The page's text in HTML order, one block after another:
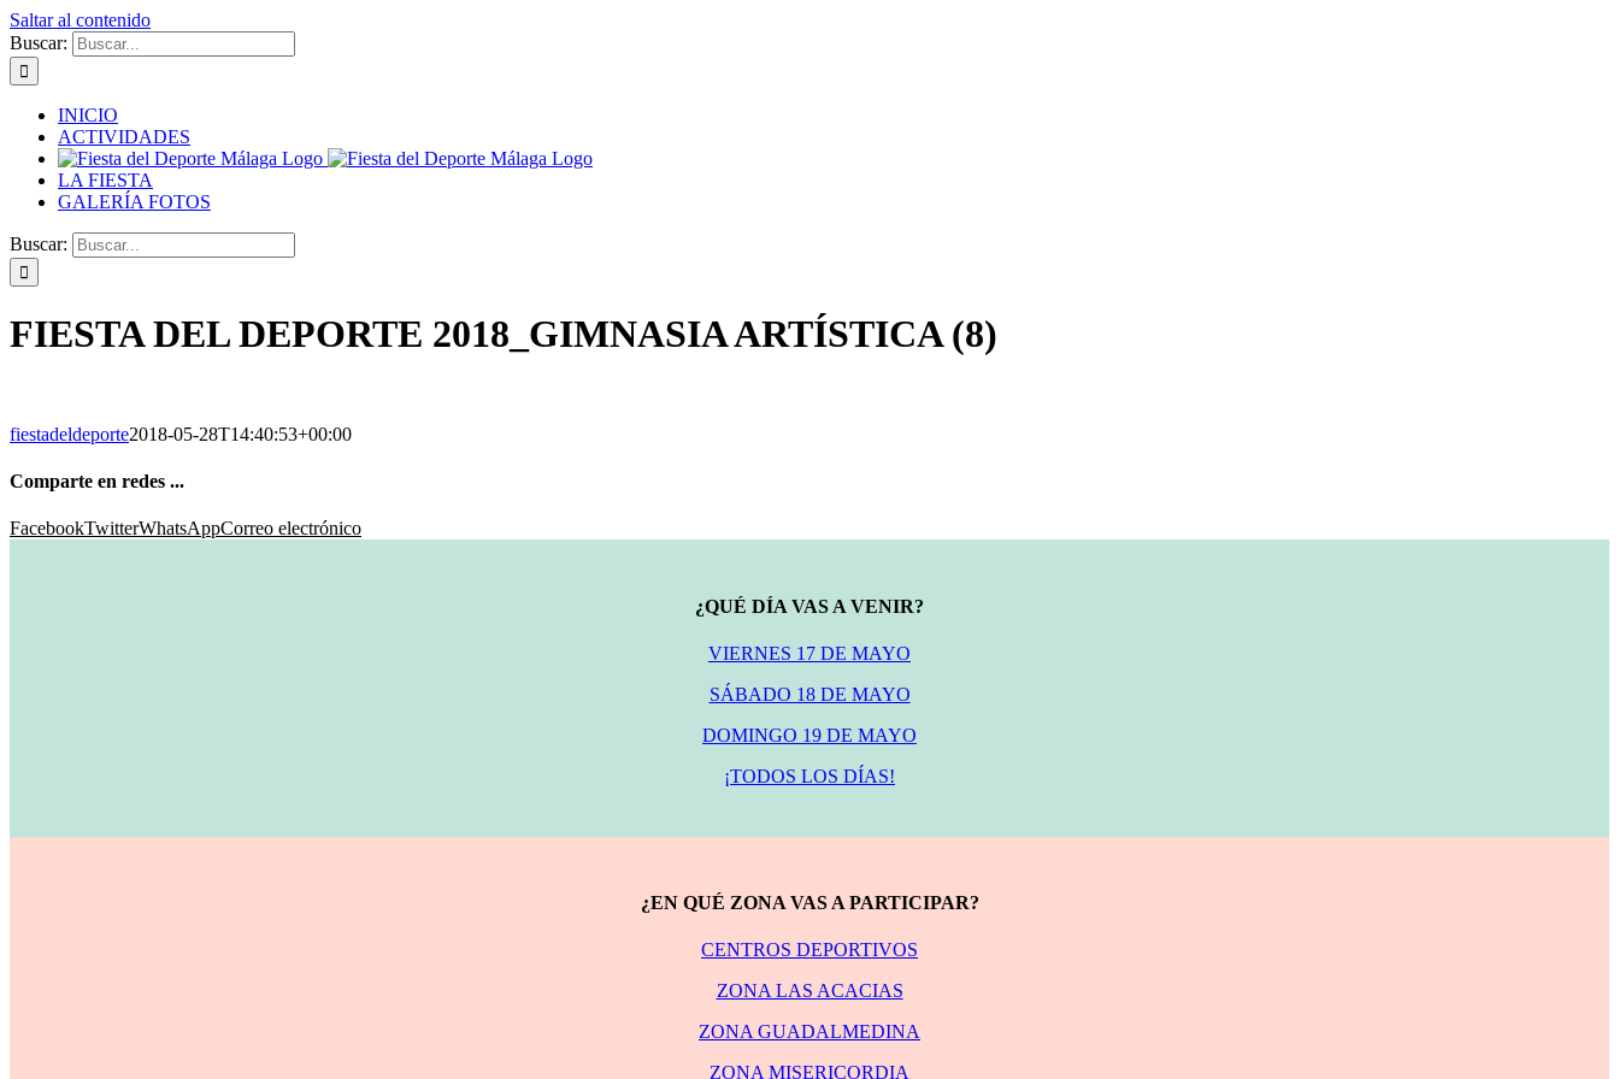
Saltar al contenido
Buscar:
INICIO
ACTIVIDADES
LA FIESTA
GALERÍA FOTOS
Buscar:
FIESTA DEL DEPORTE 2018_GIMNASIA ARTÍSTICA (8)
fiestadeldeporte2018-05-28T14:40:53+00:00
Comparte en redes ...
FacebookTwitterWhatsAppCorreo electrónico
¿QUÉ DÍA VAS A VENIR?
VIERNES 17 DE MAYO
SÁBADO 18 DE MAYO
DOMINGO 19 DE MAYO
¡TODOS LOS DÍAS!
¿EN QUÉ ZONA VAS A PARTICIPAR?
CENTROS DEPORTIVOS
ZONA LAS ACACIAS
ZONA GUADALMEDINA
ZONA MISERICORDIA